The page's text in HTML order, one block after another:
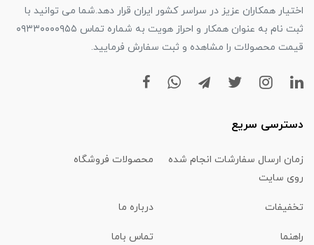
اختیار همکاران عزیز در سراسر کشور ایران قرار دهد.شما می توانید با
ثبت نام به عنوان همکار و احراز هویت به شماره تماس ۰۹۳۳۰۰۰۰۹۵۵
قیمت محصولات را مشاهده و ثبت سفارش فرمایید.
دسترسی سریع
زمان ارسال سفارشات انجام شده
روی سایت
محصولات فروشگاه
تخفیفات درباره ما
راهنما تماس باما